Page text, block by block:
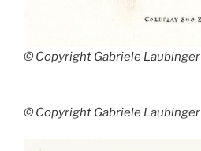
© Copyright Gabriele Laubinger
© Copyright Gabriele Laubinger